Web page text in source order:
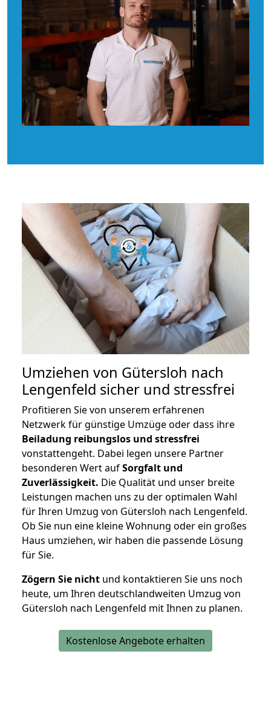
Umziehen von Gütersloh nach
Lengenfeld sicher und stressfrei
Profitieren Sie von unserem erfahrenen
Netzwerk für günstige Umzüge oder dass ihre
Beiladung reibungslos und stressfrei
vonstattengeht. Dabei legen unsere Partner
besonderen Wert aufSorgfalt und
Zuverlässigkeit. Die Qualität und unser breite
Leistungen machen uns zu der optimalen Wahl
für Ihren Umzug von Gütersloh nach Lengenfeld.
Ob Sie nun eine kleine Wohnung oder ein großes
Haus umziehen, wir haben die passende Lösung
für Sie.
Zögern Sie nicht und kontaktieren Sie uns noch
heute, um Ihren deutschlandweiten Umzug von
Gütersloh nach Lengenfeld mit Ihnen zu planen.
Kostenlose Angebote erhalten